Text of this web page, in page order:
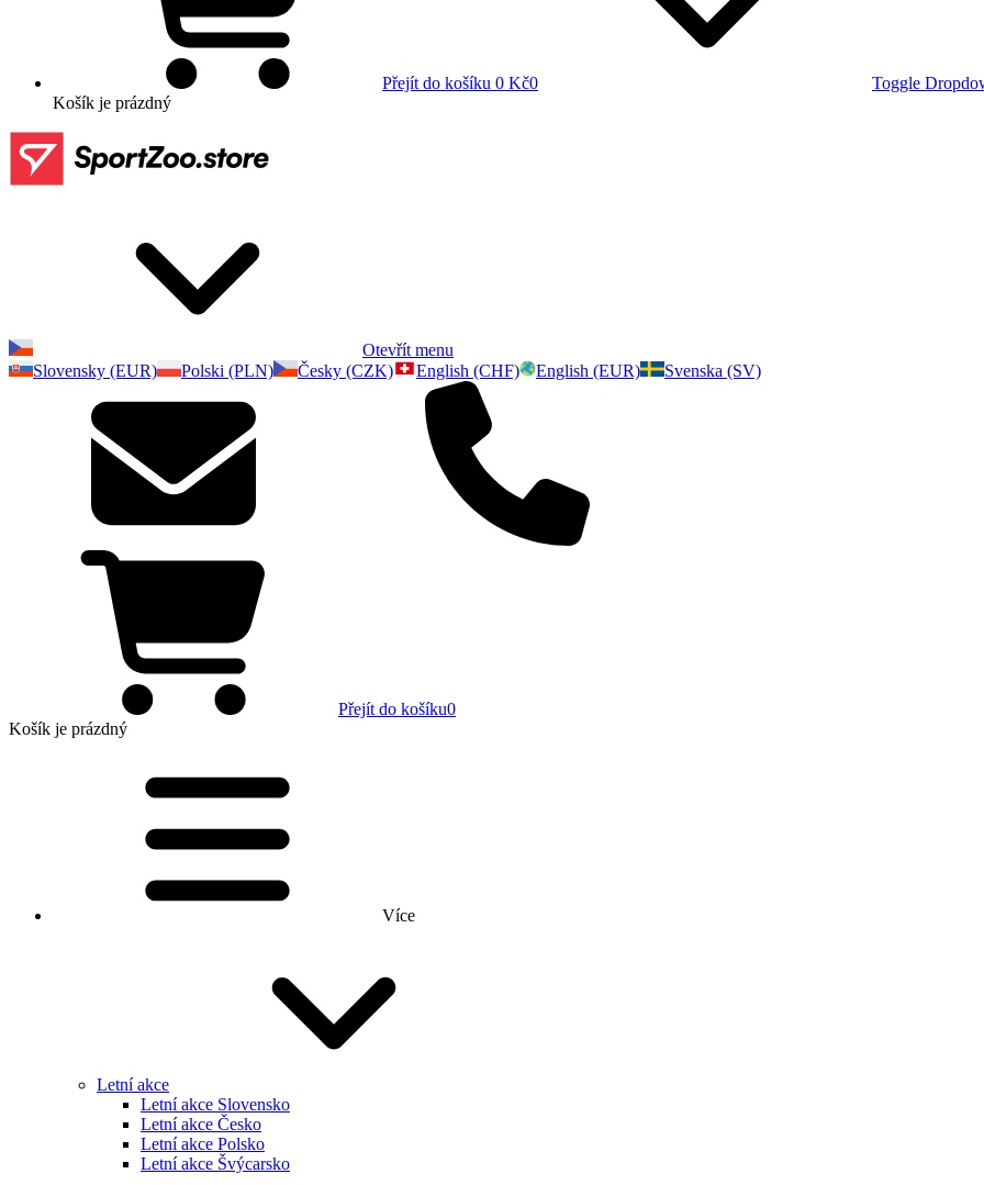
Přejít do košíku 0 Kč0
Toggle
Košík je prázdný
Otevřít menu
Slovensky (EUR)
Polski (PLN) Česky (CZK) English (CHF) English (EUR) Svenska (SV)
Přejít do košíku0
Košík je prázdný
Více
Letní akce
Letní akce Slovensko
Letní akce Česko
Letní akce Polsko
Letní akce Švýcarsko